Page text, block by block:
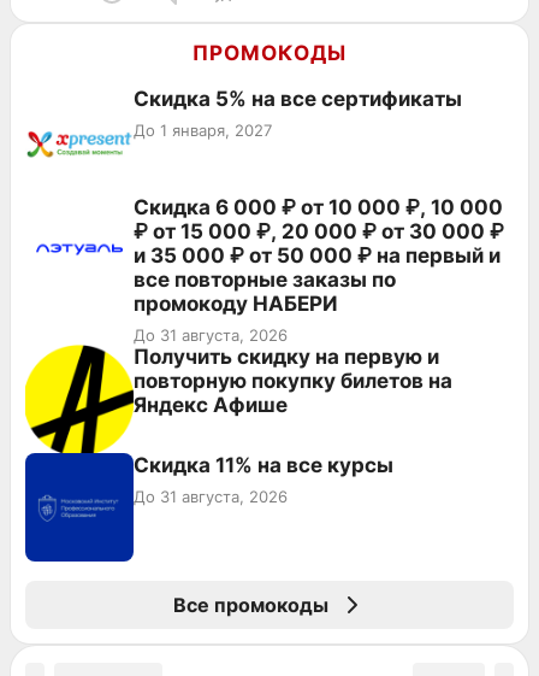
ПРОМОКОДЫ
Скидка 5% на все сертификаты
До 1 января, 2027
Скидка 6 000 ₽ от 10 000 ₽, 10 000
₽ от 15 000 ₽, 20 000 ₽ от 30 000 ₽
и 35 000 ₽ от 50 000 ₽ на первый и
все повторные заказы по
промокоду НАБЕРИ
До 31 августа, 2026
Получить скидку на первую и
повторную покупку билетов на
Яндекс Афише
Скидка 11% на все курсы
До 31 августа, 2026
Все промокоды